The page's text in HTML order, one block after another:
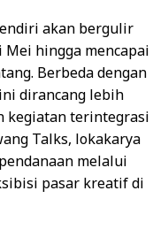
akan bergulir
hingga mencapai
Berbeda dengan
dirancang lebih
kegiatan terintegrasi
Talks, lokakarya
melalui
pasar kreatif di